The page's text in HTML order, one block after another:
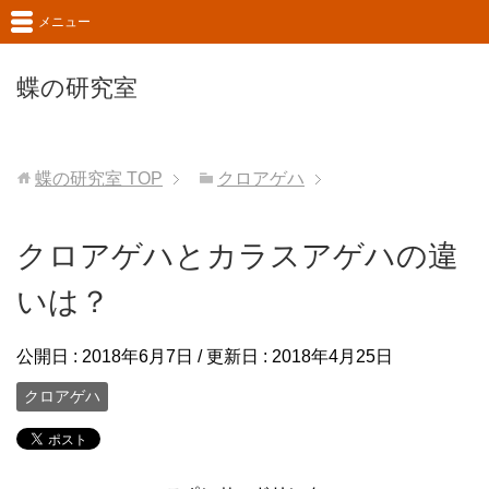
蝶の研究室
メニュー
蝶の研究室 TOP クロアゲハ
クロアゲハとカラスアゲハの違
いは？
公開日 : 2018年6月7日 / 更新日 : 2018年4月25日
クロアゲハ